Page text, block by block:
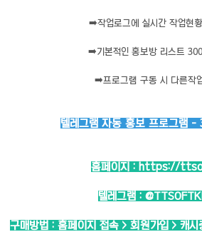
➡️작업로그에 실시간 작업현황
➡️기본적인 홍보방 리스트
➡️프로그램 구동 시 다른작
텔레그램 자동 홍보 프로그램 -
홈페이지 : https://
텔레그램 :
구매방법 : 홈페이지 접속 > 회원가입 > 캐